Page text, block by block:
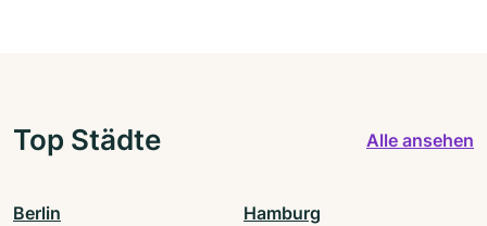
Top Städte Alle ansehen
Berlin Hamburg